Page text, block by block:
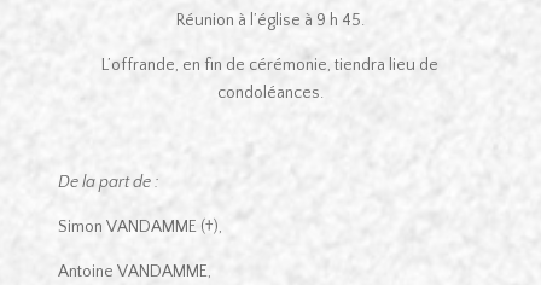
Réunion à l’église à 9 h 45.
L’offrande, en fin de cérémonie, tiendra lieu de
condoléances.
De la part de :
Simon VANDAMME (†),
Antoine VANDAMME,